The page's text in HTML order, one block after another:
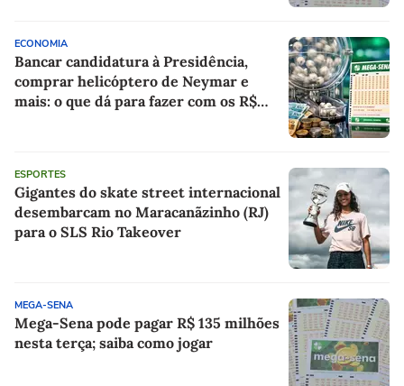
ECONOMIA
Bancar candidatura à Presidência,
comprar helicóptero de Neymar e
mais: o que dá para fazer com os R$
ESPORTES
Gigantes do skate street internacional
desembarcam no Maracanãzinho (RJ)
para o SLS Rio Takeover
MEGA-SENA
Mega-Sena pode pagar R$ 135 milhões
nesta terça; saiba como jogar